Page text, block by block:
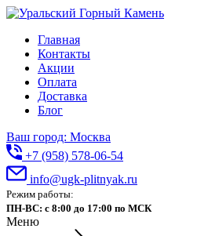
Главная
Контакты
Акции
Оплата
Доставка
Блог
Ваш город: Москва
+7 (958) 578-06-54
info@ugk-plitnyak.ru
Режим работы:
ПН-ВС: с 8:00 до 17:00 по МСК
Меню